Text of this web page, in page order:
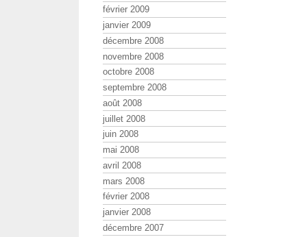
février 2009
janvier 2009
décembre 2008
novembre 2008
octobre 2008
septembre 2008
août 2008
juillet 2008
juin 2008
mai 2008
avril 2008
mars 2008
février 2008
janvier 2008
décembre 2007